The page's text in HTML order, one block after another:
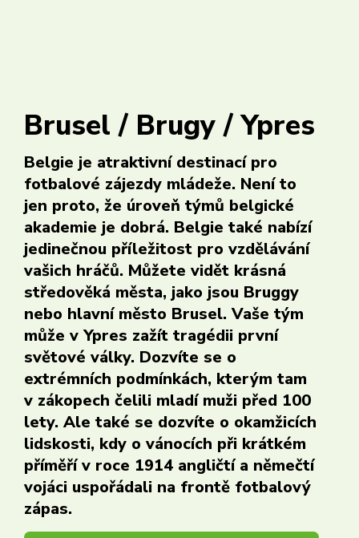
Brusel / Brugy / Ypres
Belgie je atraktivní destinací pro
fotbalové zájezdy mládeže. Není to
jen proto, že úroveň týmů belgické
akademie je dobrá. Belgie také nabízí
jedinečnou příležitost pro vzdělávání
vašich hráčů. Můžete vidět krásná
středověká města, jako jsou Bruggy
nebo hlavní město Brusel. Vaše tým
může v Ypres zažít tragédii první
světové války. Dozvíte se o
extrémních podmínkách, kterým tam
v zákopech čelili mladí muži před 100
lety. Ale také se dozvíte o okamžicích
lidskosti, kdy o vánocích při krátkém
příměří v roce 1914 angličtí a němečtí
vojáci uspořádali na frontě fotbalový
zápas.